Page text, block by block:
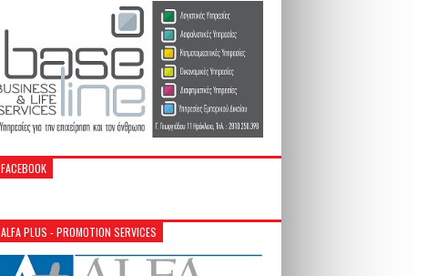
FACEBOOK
ALFA PLUS - PROMOTION SERVICES